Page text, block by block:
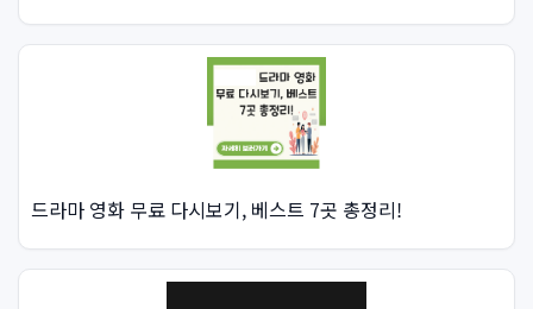
드라마 영화 무료 다시보기, 베스트 7곳 총정리!